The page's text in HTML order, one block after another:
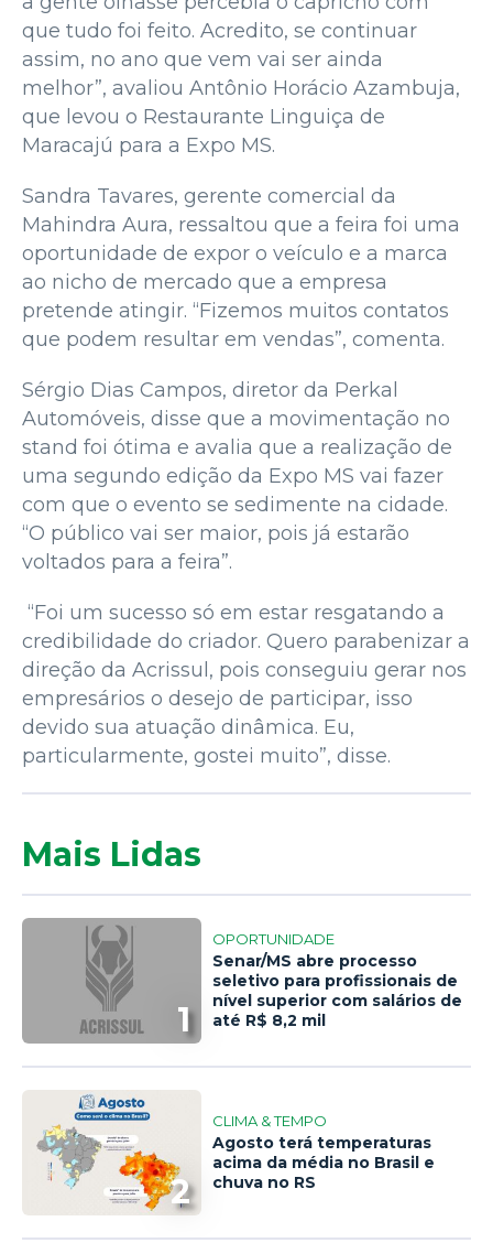
que tudo foi feito. Acredito, se continuar
assim, no ano que vem vai ser ainda
melhor”, avaliou Antônio Horácio Azambuja,
que levou o Restaurante Linguiça de
Maracajú para a Expo MS.
Sandra Tavares, gerente comercial da
Mahindra Aura, ressaltou que a feira foi uma
oportunidade de expor o veículo e a marca
ao nicho de mercado que a empresa
pretende atingir. “Fizemos muitos contatos
que podem resultar em vendas”, comenta.
Sérgio Dias Campos, diretor da Perkal
Automóveis, disse que a movimentação no
stand foi ótima e avalia que a realização de
uma segundo edição da Expo MS vai fazer
com que o evento se sedimente na cidade.
“O público vai ser maior, pois já estarão
voltados para a feira”.
“Foi um sucesso só em estar resgatando a
credibilidade do criador. Quero parabenizar a
direção da Acrissul, pois conseguiu gerar nos
empresários o desejo de participar, isso
devido sua atuação dinâmica. Eu,
particularmente, gostei muito”, disse.
Mais Lidas
1
OPORTUNIDADE
Senar/MS abre processo
seletivo para profissionais de
nível superior com salários de
até R$ 8,2 mil
2
CLIMA & TEMPO
Agosto terá temperaturas
acima da média no Brasil e
chuva no RS